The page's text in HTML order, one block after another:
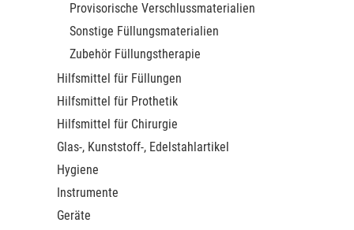
Provisorische Verschlussmaterialien
Sonstige Füllungsmaterialien
Zubehör Füllungstherapie
Hilfsmittel für Füllungen
Hilfsmittel für Prothetik
Hilfsmittel für Chirurgie
Glas-, Kunststoff-, Edelstahlartikel
Hygiene
Instrumente
Geräte